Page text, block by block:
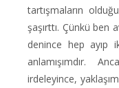
tartışmaların
şaşırttı. Çünkü
denince hep ayıp
anlamışımdır.
irdeleyince,